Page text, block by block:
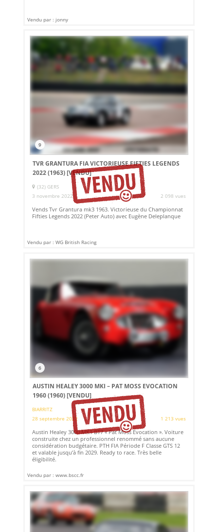
Vendu par : jonny
9
TVR GRANTURA FIA VICTORIEUSE FIFTIES LEGENDS
2022 (1963)[VENDU]
(32) GERS
3 novembre 2022
2 098 vues
Vends Tvr Grantura mk3 1963. Victorieuse du Championnat
Fifties Legends 2022 (Peter Auto) avec Eugène Deleplanque
Vendu par : WG British Racing
6
AUSTIN HEALEY 3000 MKI – PAT MOSS EVOCATION
1960 (1960)[VENDU]
BIARRITZ
28 septembre 2022
1 213 vues
Austin Healey 3000 MK1 BT7 « Pat Moss Evocation ». Voiture
construite chez un professionnel renommé sans aucune
considération budgétaire. PTH FIA Période F Classe GTS 12
et valable jusqu’à fin 2029. Ready to race. Très belle
éligibilité.
Vendu par : www.bscc.fr